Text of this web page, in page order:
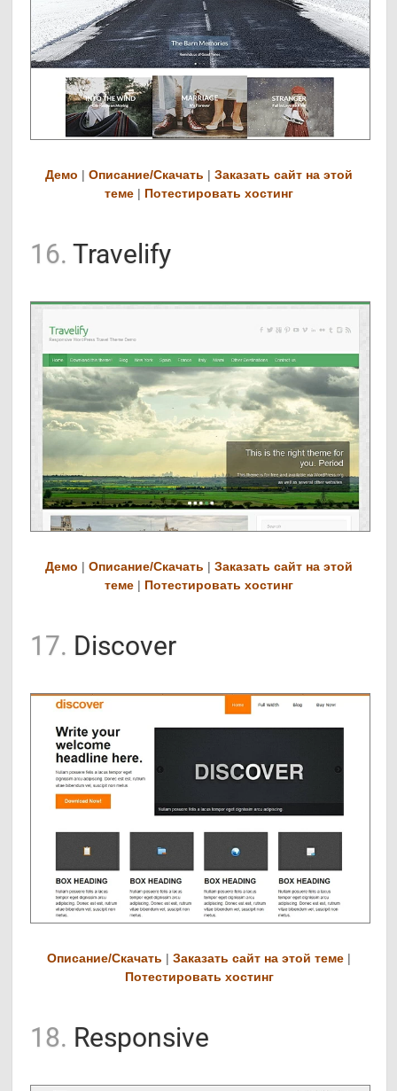
Демо |Описание/Скачать |Заказать сайт на этой
теме | Потестировать хостинг
16. Travelify
Демо |Описание/Скачать |Заказать сайт на этой
теме | Потестировать хостинг
17. Discover
Описание/Скачать |Заказать сайт на этой теме |
Потестировать хостинг
18. Responsive